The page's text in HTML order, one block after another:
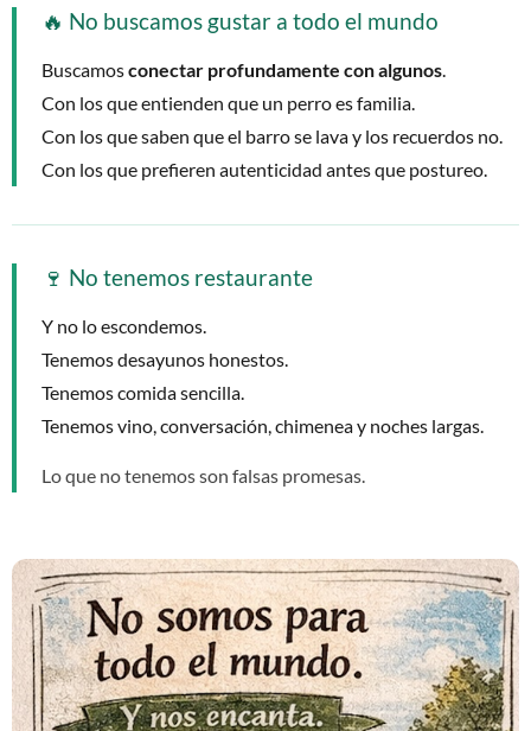
🔥 No buscamos gustar a todo el mundo
Buscamosconectar profundamente con algunos.
Con los que entienden que un perro es familia.
Con los que saben que el barro se lava y los recuerdos no.
Con los que prefieren autenticidad antes que postureo.
🍷 No tenemos restaurante
Y no lo escondemos.
Tenemos desayunos honestos.
Tenemos comida sencilla.
Tenemos vino, conversación, chimenea y noches largas.
Lo que no tenemos son falsas promesas.